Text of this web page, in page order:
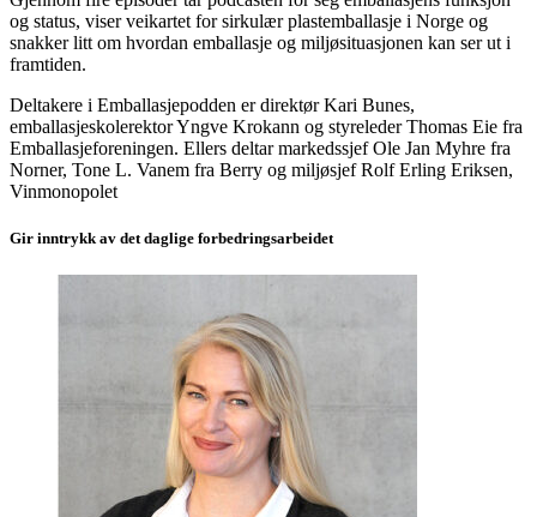
og status, viser veikartet for sirkulær plastemballasje i Norge og
snakker litt om hvordan emballasje og miljøsituasjonen kan ser ut i
framtiden.
Deltakere i Emballasjepodden er direktør Kari Bunes,
emballasjeskolerektor Yngve Krokann og styreleder Thomas Eie fra
Emballasjeforeningen. Ellers deltar markedssjef Ole Jan Myhre fra
Norner, Tone L. Vanem fra Berry og miljøsjef Rolf Erling Eriksen,
Vinmonopolet
Gir inntrykk av det daglige forbedringsarbeidet